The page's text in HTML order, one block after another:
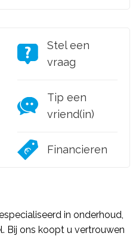
Stel een
vraag
Tip een
vriend(in)
Financieren
in onderhoud,
Bij ons koopt u vertrouwen